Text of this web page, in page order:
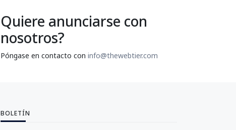
Quiere anunciarse con
nosotros?
Póngase en contacto con info@thewebtier.com
BOLETÍN